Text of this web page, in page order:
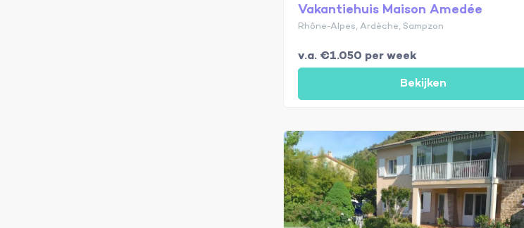
Vakantiehuis Maison Amedée
Rhône-Alpes, Ardèche, Sampzon
v.a. €1.050 per week
Bekijken